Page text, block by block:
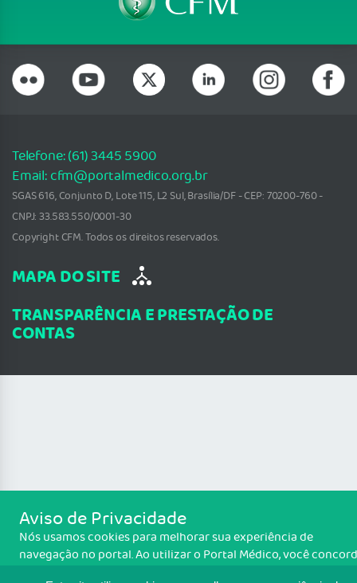
Telefone: (61) 3445 5900
Email: cfm@portalmedico.org.br
SGAS 616, Conjunto D, Lote 115, L2 Sul, Brasília/DF - CEP: 70200-760 -
CNPJ: 33.583.550/0001-30
Copyright CFM. Todos os direitos reservados.
MAPA DO SITE
TRANSPARÊNCIA E PRESTAÇÃO DE
CONTAS
Aviso de Privacidade
Nós usamos cookies para melhorar sua experiência de
navegação no portal. Ao utilizar o Portal Médico, você